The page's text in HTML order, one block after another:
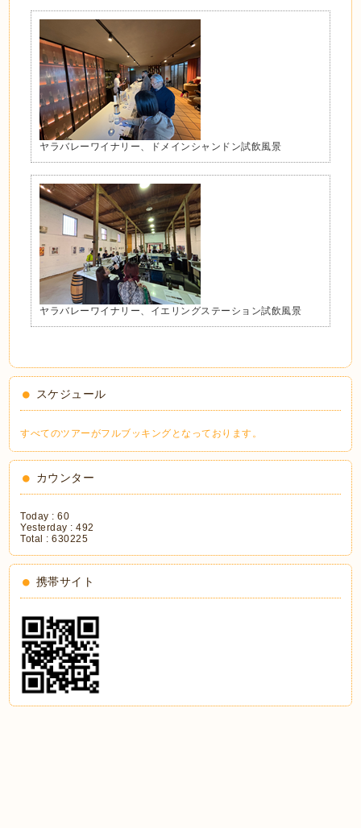
ヤラバレーワイナリー、ドメインシャンドン試飲風景
ヤラバレーワイナリー、イエリングステーション試飲風景
スケジュール
すべてのツアーがフルブッキングとなっております。
カウンター
Today :60
Yesterday :492
Total :630225
携帯サイト